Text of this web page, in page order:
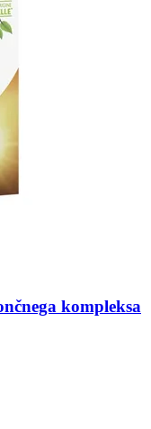
kompleksa